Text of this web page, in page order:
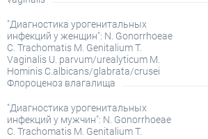
"Диагностика урогенитальных
инфекций у женщин": N. Gonorrhoeae
C. Trachomatis M. Genitalium T.
Vaginalis U. parvum/urealyticum M.
Hominis C.albicans/glabrata/crusei
Флороценоз влагалища
"Диагностика урогенитальных
инфекций у мужчин": N. Gonorrhoeae
C. Trachomatis M. Genitalium T.